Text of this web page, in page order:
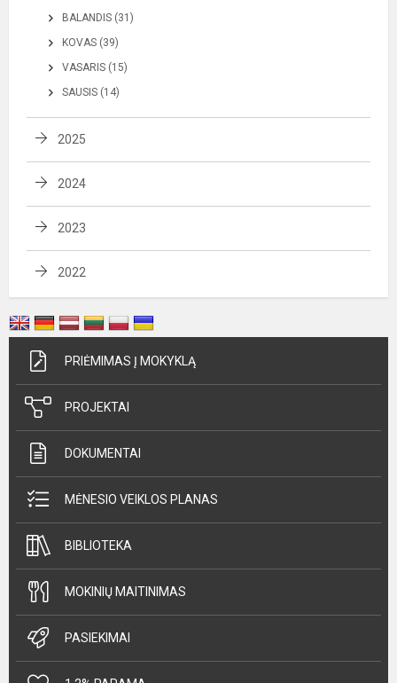
BALANDIS (31)
KOVAS (39)
VASARIS (15)
SAUSIS (14)
2025
2024
2023
2022
PRIĖMIMAS Į MOKYKLĄ
PROJEKTAI
DOKUMENTAI
MĖNESIO VEIKLOS PLANAS
BIBLIOTEKA
MOKINIŲ MAITINIMAS
PASIEKIMAI